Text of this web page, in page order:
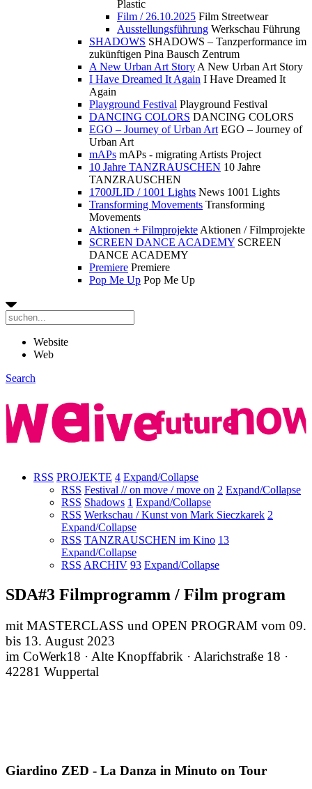
Plastic
Film / 26.10.2025 Film Streetwear
Ausstellungsführung Werkschau Führung
SHADOWS SHADOWS – Tanzperformance im
zukünftigen Pina Bausch Zentrum
A New Urban Art Story A New Urban Art Story
I Have Dreamed It Again I Have Dreamed It
Again
Playground Festival Playground Festival
DANCING COLORS DANCING COLORS
EGO – Journey of Urban Art EGO – Journey of
Urban Art
mAPs mAPs - migrating Artists Project
10 Jahre TANZRAUSCHEN 10 Jahre
TANZRAUSCHEN
1700JLID / 1001 Lights News 1001 Lights
Transforming Movements Transforming
Movements
Aktionen + Filmprojekte Aktionen / Filmprojekte
SCREEN DANCE ACADEMY SCREEN
DANCE ACADEMY
Premiere Premiere
Pop Me Up Pop Me Up
Website
Web
Search
RSS PROJEKTE 4 Expand/Collapse
RSS Festival // on move / move on 2 Expand/Collapse
RSS Shadows 1 Expand/Collapse
RSS Werkschau / Kunst von Mark Sieczkarek 2
Expand/Collapse
RSS TANZRAUSCHEN im Kino 13
Expand/Collapse
RSS ARCHIV 93 Expand/Collapse
SDA#3 Filmprogramm / Film program
mit MASTERCLASS und OPEN PROGRAM vom 09.
bis 13. August 2023
im CoWerk18 · Alte Knopffabrik · Alarichstraße 18 ·
42281 Wuppertal
Giardino ZED - La Danza in Minuto on Tour